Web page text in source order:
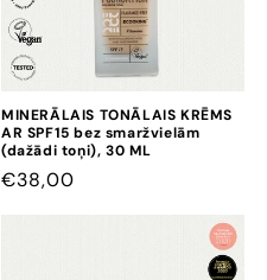
MINERĀLAIS TONĀLAIS KRĒMS
AR SPF15 bez smaržvielām
(dažādi toņi), 30 ML
CENA
€38,00